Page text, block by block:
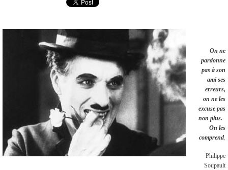
On ne
pardonne
pas à son
ami ses
erreurs,
on ne les
excuse pas
non plus.
On les
comprend.
Philippe
Soupault